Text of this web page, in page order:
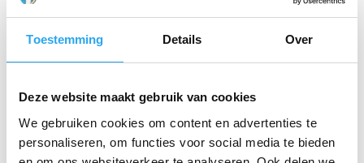
Toestemming Details Over
Deze website maakt gebruik van cookies
We gebruiken cookies om content en advertenties te
personaliseren, om functies voor social media te bieden
atmosferische vervuiling:
Verbeterde Hechting:Het vernieuwde recept
het oppervlak blijft kleven (hogere contacttijd),